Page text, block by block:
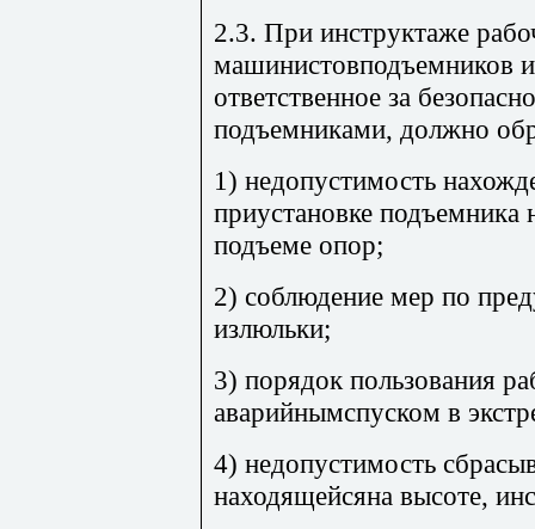
2.3. При инструктаже
машинистовподъемников
ответственное за
подъемниками, должно
1) недопустимость
приустановке
подъеме опор;
2) соблюдение мер по
излюльки;
3) порядок пользования
аварийнымспуском в
4) недопустимость
находящейсяна высоте,